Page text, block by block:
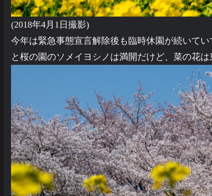
(2018年4月1日撮影)
今年は緊急事態宣言解除後も臨時休園が続いて
と桜の園のソメイヨシノは満開だけど、菜の花